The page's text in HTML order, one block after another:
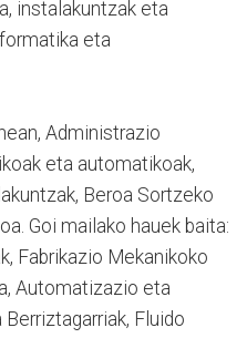
instalakuntzak eta
eta
Administrazio
eta automatikoak,
Beroa Sortzeko
Goi mailako hauek baita:
Fabrikazio Mekanikoko
Automatizazio eta
Fluido